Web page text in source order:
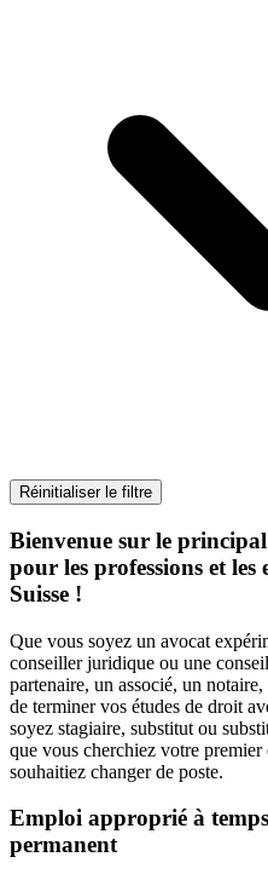
Réinitialiser le filtre
Bienvenue sur le
pour les professions et
Suisse !
Que vous soyez un avocat
conseiller juridique ou une
partenaire, un associé, un
de terminer vos études de droit
soyez stagiaire, substitut ou
que vous cherchiez votre
souhaitiez changer de poste.
Emploi approprié à
permanent